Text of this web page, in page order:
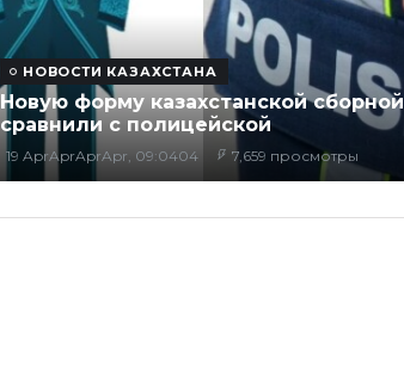
НОВОСТИ КАЗАХСТАНА
Новую форму казахстанской сборной
сравнили с полицейской
19 AprAprAprApr, 09:0404 7,659 просмотры